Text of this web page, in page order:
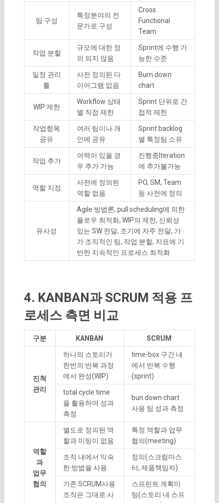
팀 구성
특정분야의 전
문가로 구성
Cross
Functional
Team
작업 분할
규모에 대한 정
의 되지 않음
Sprint에 수행 가
능한 수준
일정 관리
툴
사전 정의된 다
이어그램 없음
Burn down
chart
WIP 제한
Workflow 상태
별 직접 제한
Sprint 단위로 간
접적 제한
작업항목
공유
여러 팀이나 개
인에 공유
Sprint backlog
별 특정팀 소유
작업 추가
여력이 있을 경
우 추가 가능
진행중Iteration
에 추가불가능
역할 지정
사전에 정의된
역할 없음
PO, SM, Team
등 사전에 정의
유사성
Agile 방법론, pull scheduling에 의한
플로우 최적화, WIP의 제한, 신뢰성
있는 SW 전달, 조기에 자주 전달, 가
가 조직적인 팀, 작업 분할, 지표에 기
반한 지속적인 프로세스 최적화
4. KANBAN과 SCRUM 적용 프
로세스 측면 비교
구분 KANBAN SCRUM
진척
관리
하나의 스토리가
한번의 반복 과정
에서 완성(WIP)
time-box 구간 내
에서 반복 수행
(sprint)
total cycle time
을 활용하여 성과
측정
bun down chart
사용 팀 성과 측정
역할
과
업무
협의
별도로 정의된 역
할과 미팅이 없음
특정 역할과 업무
협의(meeting)
조직 내에서 익숙
한 방법을 사용
정의(스크럼마스
터, 제품책임자)
기존 SCRUM사용
조직은 그대로 사
스프린트 계획미
팅(스토리 내 스프